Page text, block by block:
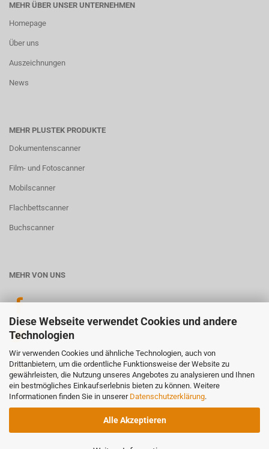
Diese Webseite verwendet Cookies und andere
Technologien
Wir verwenden Cookies und ähnliche Technologien, auch von
Drittanbietern, um die ordentliche Funktionsweise der Website zu
gewährleisten, die Nutzung unseres Angebotes zu analysieren und Ihnen
ein bestmögliches Einkaufserlebnis bieten zu können. Weitere
Informationen finden Sie in unserer Datenschutzerklärung.
Alle Akzeptieren
MEHR ÜBER UNSER UNTERNEHMEN
Homepage
Über uns
Auszeichnungen
News
MEHR PLUSTEK PRODUKTE
Dokumentenscanner
Film- und Fotoscanner
Mobilscanner
Flachbettscanner
Buchscanner
MEHR VON UNS